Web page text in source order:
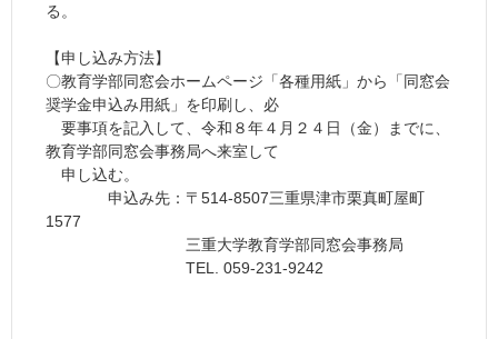
る。
【申し込み方法】
〇教育学部同窓会ホームページ「各種用紙」から「同窓会
奨学金申込み用紙」を印刷し、必
要事項を記入して、令和８年４月２４日（金）までに、
教育学部同窓会事務局へ来室して
申し込む。
申込み先：〒514-8507三重県津市栗真町屋町
1577
三重大学教育学部同窓会事務局
TEL. 059-231-9242